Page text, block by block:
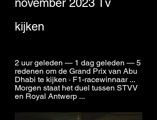
november 2023 Tv
kijken
2 uur geleden — 1 dag geleden — 5
redenen om de Grand Prix van Abu
Dhabi te kijken · F1-racewinnaar ...
Morgen staat het duel tussen STVV
en Royal Antwerp ...